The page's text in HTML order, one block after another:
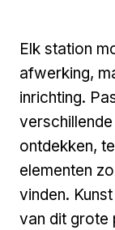
Elk station
afwerking,
inrichting.
ontdekken,
elementen
vinden.
van dit grote